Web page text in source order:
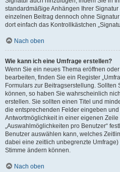
standardmäßige Anhängen Ihrer
einzelnen Beitrag dennoch ohne
dort einfach das Kontrollkästchen
Nach oben
Wie kann ich eine Umfrage erstellen?
Wenn Sie ein neues Thema eröffnen
bearbeiten, finden Sie ein Register
Formulars zur Beitragserstellung. Sollten
können, so haben Sie wahrscheinlich
erstellen. Sie sollten einen Titel und
die entsprechenden Felder eingeben
Antwortmöglichkeit in einer eigenen
„Auswahlmöglichkeiten pro Benutzer“
Benutzer auswählen kann, welches
dabei eine zeitlich unbegrenzte
Stimme ändern können.
Nach oben